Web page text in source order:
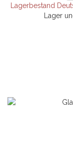
Lagerbestand
Lager